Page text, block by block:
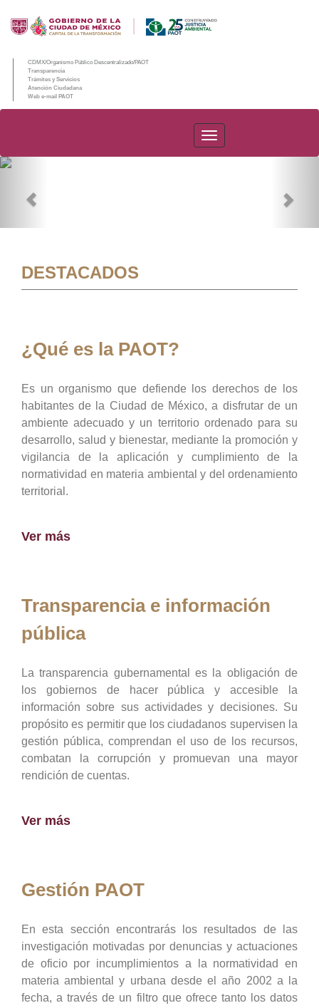
CDMX/Organismo Público Descentralizado/PAOT
Transparencia
Trámites y Servicios
Atención Ciudadana
Web e-mail PAOT
PAOT
DESTACADOS
¿Qué es la PAOT?
Es un organismo que defiende los derechos de los
habitantes de la Ciudad de México, a disfrutar de un
ambiente adecuado y un territorio ordenado para su
desarrollo, salud y bienestar, mediante la promoción y
vigilancia de la aplicación y cumplimiento de la
normatividad en materia ambiental y del ordenamiento
territorial.
Ver más
Transparencia e información
pública
La transparencia gubernamental es la obligación de
los gobiernos de hacer pública y accesible la
información sobre sus actividades y decisiones. Su
propósito es permitir que los ciudadanos supervisen la
gestión pública, comprendan el uso de los recursos,
combatan la corrupción y promuevan una mayor
rendición de cuentas.
Ver más
Gestión PAOT
En esta sección encontrarás los resultados de las
investigación motivadas por denuncias y actuaciones
de oficio por incumplimientos a la normatividad en
materia ambiental y urbana desde el año 2002 a la
fecha, a través de un filtro que ofrece tanto los datos